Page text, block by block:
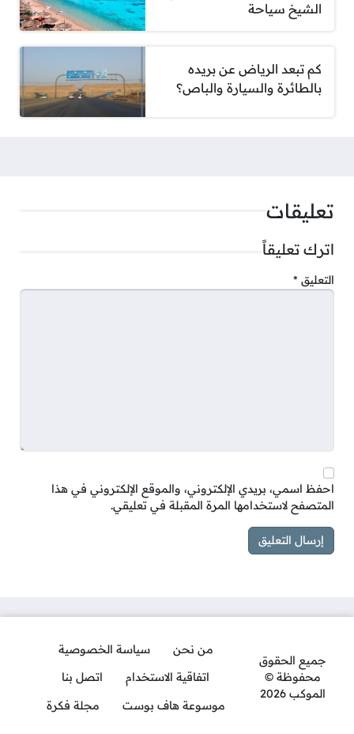
الشيخ سياحة
كم تبعد الرياض عن بريده
بالطائرة والسيارة والباص؟
تعليقات
اترك تعليقاً
التعليق *
احفظ اسمي، بريدي الإلكتروني، والموقع الإلكتروني في هذا
المتصفح لاستخدامها المرة المقبلة في تعليقي.
جميع الحقوق
محفوظة ©
الموكب 2026
من نحن
سياسة الخصوصية
اتفاقية الاستخدام
اتصل بنا
موسوعة هاف بوست
مجلة فكرة